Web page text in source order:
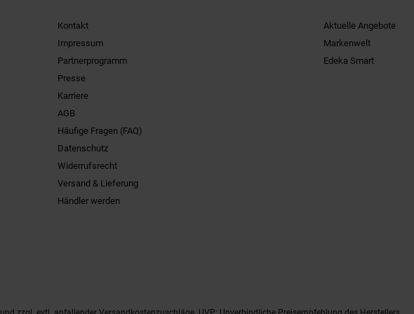
Kontakt
Impressum
Partnerprogramm
Presse
Karriere
AGB
Häufige Fragen (FAQ)
Datenschutz
Widerrufsrecht
Versand & Lieferung
Händler werden
Aktuelle Angebote
Markenwelt
Edeka Smart